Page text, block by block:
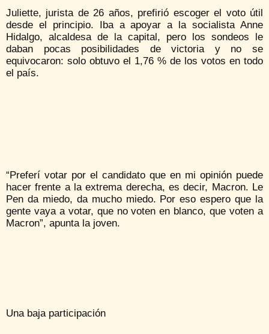
Juliette, jurista de 26 años, prefirió escoger el voto útil
desde el principio. Iba a apoyar a la socialista Anne
Hidalgo, alcaldesa de la capital, pero los sondeos le
daban pocas posibilidades de victoria y no se
equivocaron: solo obtuvo el 1,76 % de los votos en todo
el país.
“Preferí votar por el candidato que en mi opinión puede
hacer frente a la extrema derecha, es decir, Macron. Le
Pen da miedo, da mucho miedo. Por eso espero que la
gente vaya a votar, que no voten en blanco, que voten a
Macron”, apunta la joven.
Una baja participación